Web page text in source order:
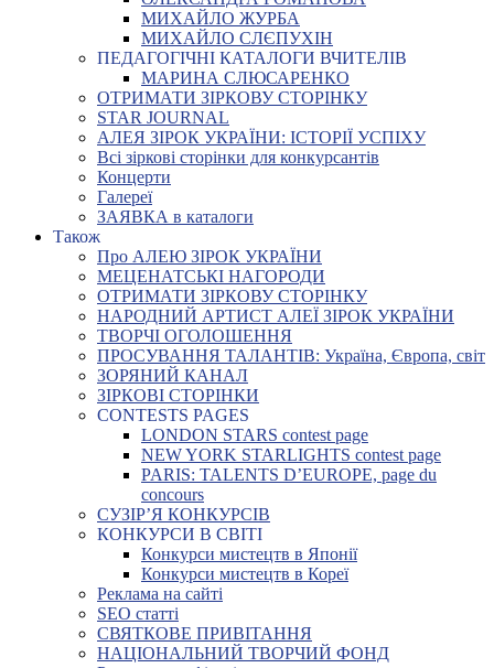
МИХАЙЛО ЖУРБА
МИХАЙЛО СЛЄПУХІН
ПЕДАГОГІЧНІ КАТАЛОГИ ВЧИТЕЛІВ
МАРИНА СЛЮСАРЕНКО
ОТРИМАТИ ЗІРКОВУ СТОРІНКУ
STAR JOURNAL
АЛЕЯ ЗІРОК УКРАЇНИ: ІСТОРІЇ УСПІХУ
Всі зіркові сторінки для конкурсантів
Концерти
Галереї
ЗАЯВКА в каталоги
Також
Про АЛЕЮ ЗІРОК УКРАЇНИ
МЕЦЕНАТСЬКІ НАГОРОДИ
ОТРИМАТИ ЗІРКОВУ СТОРІНКУ
НАРОДНИЙ АРТИСТ АЛЕЇ ЗІРОК УКРАЇНИ
ТВОРЧІ ОГОЛОШЕННЯ
ПРОСУВАННЯ ТАЛАНТІВ: Україна, Європа, світ
ЗОРЯНИЙ КАНАЛ
ЗІРКОВІ СТОРІНКИ
CONTESTS PAGES
LONDON STARS contest page
NEW YORK STARLIGHTS contest page
PARIS: TALENTS D’EUROPE, page du
concours
СУЗІР’Я КОНКУРСІВ
КОНКУРСИ В СВІТІ
Конкурси мистецтв в Японії
Конкурси мистецтв в Кореї
Реклама на сайті
SEO статті
СВЯТКОВЕ ПРИВІТАННЯ
НАЦІОНАЛЬНИЙ ТВОРЧИЙ ФОНД